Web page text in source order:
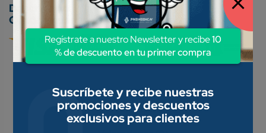
Conoce nuestros métodos de pago:
Descripción
Suscríbete y recibe nuestras
promociones y descuentos
exclusivos para clientes
Regístrate a nuestro Newsletter y recibe10
% de descuento en tu primer compra